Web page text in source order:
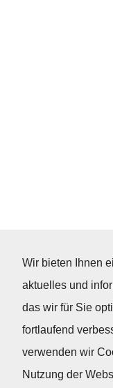
Wir bieten Ihnen
aktuelles und
das wir für Sie
fortlaufend
verwenden wir
Nutzung der